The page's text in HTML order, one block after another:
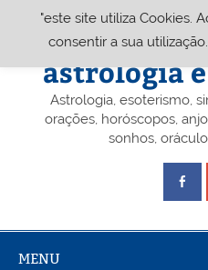
Portal
astrologia
Astrologia, esoterismo,
orações, horóscopos,
sonhos,
MENU
"este site utiliza Cookies.
consentir a sua utilização.